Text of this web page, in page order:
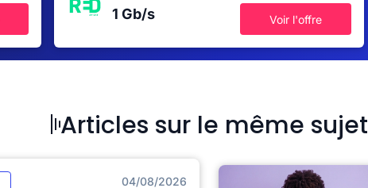
1 Gb/s Voir l'offre
Articles sur le même sujet
04/08/2026